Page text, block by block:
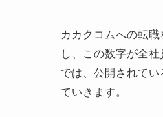
カカクコムへの転
し、この数字が全
では、公開されて
ていきます。